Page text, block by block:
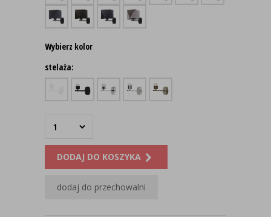
Wybierz kolor
stelaża:
DODAJ DO KOSZYKA
dodaj do przechowalni